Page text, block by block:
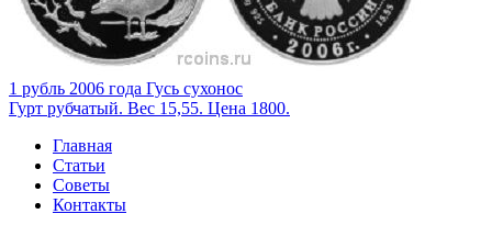
1 рубль 2006 года Гусь сухонос
Гурт рубчатый. Вес 15,55. Цена 1800.
Главная
Статьи
Советы
Контакты